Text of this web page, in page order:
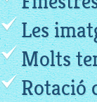
Les
Molts
Rotació